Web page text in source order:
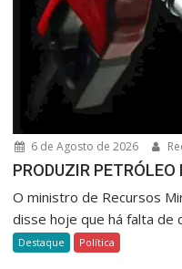
6 de Agosto de 2026
PRODUZIR
O ministro de Recursos
disse hoje que há falta de
Destaque Política